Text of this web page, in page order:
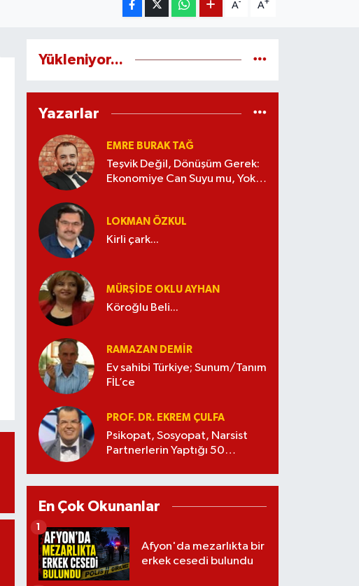
A- A+
Yükleniyor...
Yazarlar
EMRE BURAK TAĞ
Teşvik Değil, Dönüşüm Gerek:
Ekonomiye Can Suyu mu, Yoksa
LOKMAN ÖZKUL
Kirli çark...
MÜRŞIDE OKLU AYHAN
Köroğlu Beli...
RAMAZAN DEMİR
Ev sahibi Türkiye; Sunum/Tanım
FİL’ce
PROF. DR. EKREM ÇULFA
Psikopat, Sosyopat, Narsist
Partnerlerin Yaptığı 50
En Çok Okunanlar
Afyon'da mezarlıkta bir
erkek cesedi bulundu
1